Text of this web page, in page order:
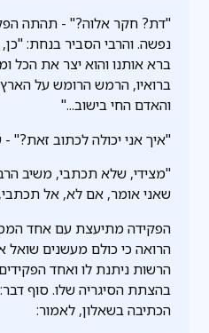
"דת? חקר אלוה?" - תהתה
נפשה. והרבי הסביר בנחת:
ברא אותנו והוא יצר את הכל
ברואיו, הרמש הרומש על
והאדם החי בישוב..."
"איך אני יכולה לכתוב
"מצידי, שלא תכתבי, משיב
שאני אומר, אם לא, אל
הפקידה מתיעצת עם אחד
הרואה כי כולם מעשנים שואל
הרשות ניתנת לו ואחד
בהצתת הסיגריה שלו. סוף
הכתיבה בשאלון, לאמור: